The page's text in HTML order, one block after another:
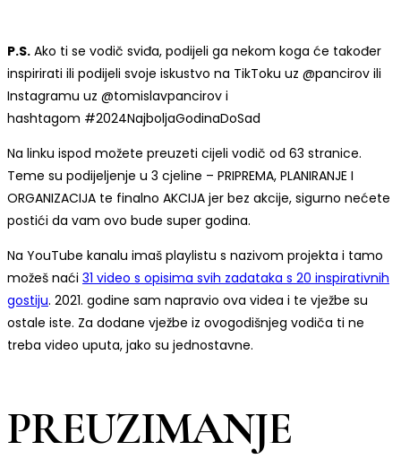
P.S. Ako ti se vodič sviđa, podijeli ga nekom koga će također
inspirirati ili podijeli svoje iskustvo na TikToku uz @pancirov ili
Instagramu uz @tomislavpancirov i
hashtagom #2024NajboljaGodinaDoSad
Na linku ispod možete preuzeti cijeli vodič od 63 stranice.
Teme su podijeljenje u 3 cjeline – PRIPREMA, PLANIRANJE I
ORGANIZACIJA te finalno AKCIJA jer bez akcije, sigurno nećete
postići da vam ovo bude super godina.
Na YouTube kanalu imaš playlistu s nazivom projekta i tamo
možeš naći 31 video s opisima svih zadataka s 20 inspirativnih
gostiju. 2021. godine sam napravio ova videa i te vježbe su
ostale iste. Za dodane vježbe iz ovogodišnjeg vodiča ti ne
treba video uputa, jako su jednostavne.
PREUZIMANJE